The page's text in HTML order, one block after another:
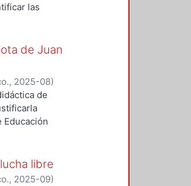
las
son
de Juan
, 2025-08)
de
a les
con
libre
, 2025-09)